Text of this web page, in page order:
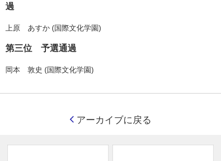
過
上原 あすか (国際文化学園)
第三位 予選通過
岡本 敦史 (国際文化学園)
アーカイブに戻る